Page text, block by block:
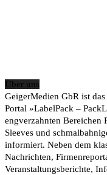
Über uns
GeigerMedien GbR ist
Portal »LabelPack –
engverzahnten Bereichen
Sleeves und
informiert. Neben dem
Nachrichten,
Veranstaltungsberichte,